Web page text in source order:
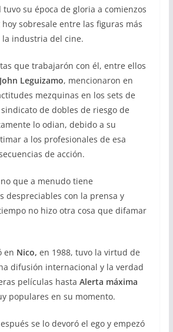
su época de gloria a comienzos
hoy sobresale entre las figuras más
industria del cine.
que trabajarón con él, entre ellos
Leguizamo, mencionaron en
mezquinas en los sets de
de dobles de riesgo de
lo odian, debido a su
a los profesionales de esa
de acción.
que a menudo tiene
despreciables con la prensa y
no hizo otra cosa que difamar
en Nico, en 1988, tuvo la virtud de
difusión internacional y la verdad
películas hasta Alerta máxima
populares en su momento.
se lo devoró el ego y empezó